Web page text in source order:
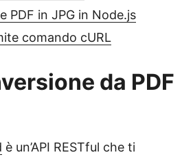
PDF in JPG in Node.js
comando cURL
da PDF
è un’API RESTful che ti